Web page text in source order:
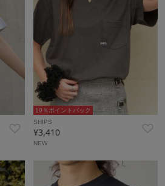
10％ポイントバック
SHIPS
¥3,410
NEW